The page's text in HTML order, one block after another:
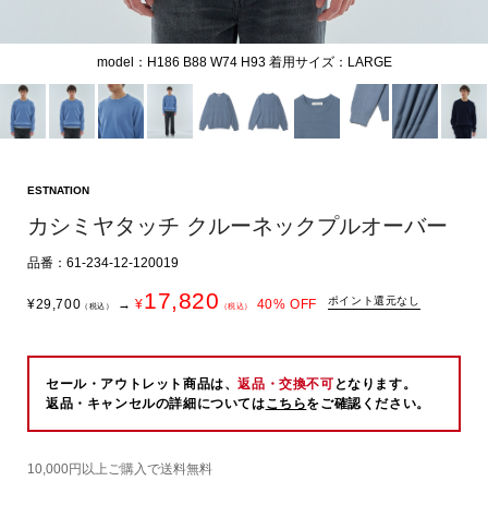
model：H186 B88 W74 H93 着用サイズ：LARGE
ESTNATION
カシミヤタッチ クルーネックプルオーバー
品番：61-234-12-120019
¥29,700 （税込） → ¥17,820 （税込） 40% OFF ポイント還元なし
セール・アウトレット商品は、返品・交換不可 となります。
返品・キャンセルの詳細についてはこちらをご確認ください。
10,000円以上ご購入で送料無料